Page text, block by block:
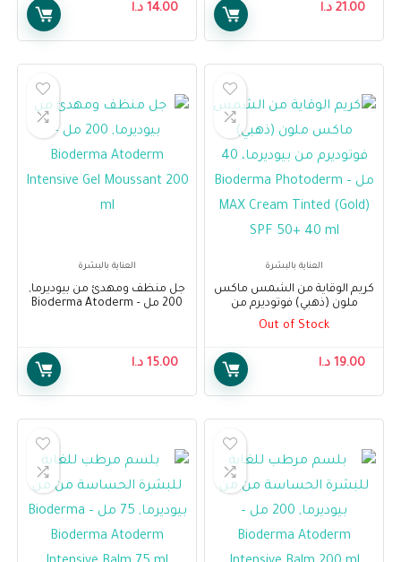
Sébium Global Intensive
Purifying Care Acne-Prone Skin
21.00 د.ا
Cream 40 ml 14.00 د.ا
العناية بالبشرة
كريم الوقاية من الشمس ماكس
ملون (ذهبي) فوتوديرم من
بيوديرما، 40 مل – Bioderma
Out of Stock
19.00 د.ا
العناية بالبشرة
جل منظف ومهدئ من بيوديرما,
200 مل – Bioderma Atoderm
15.00 د.ا